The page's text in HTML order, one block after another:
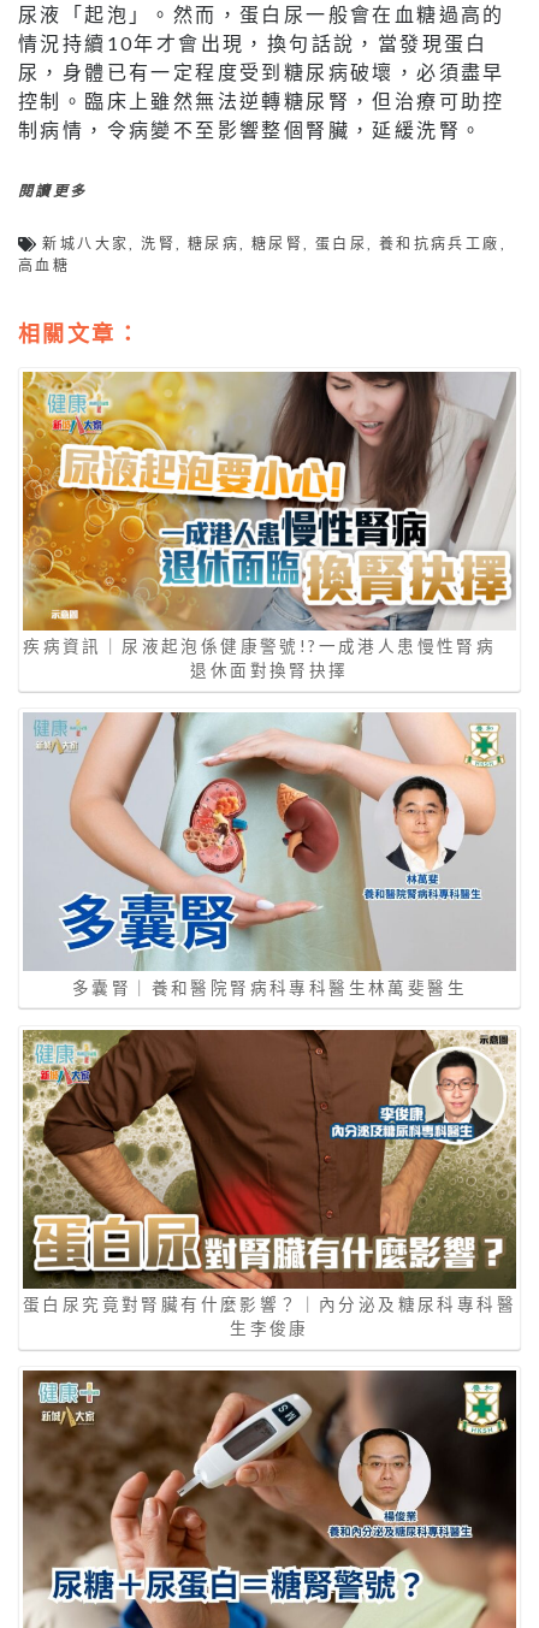
尿液「起泡」。然而，蛋白尿一般會在血糖過高的
情況持續10年才會出現，換句話說，當發現蛋白
尿，身體已有一定程度受到糖尿病破壞，必須盡早
控制。臨床上雖然無法逆轉糖尿腎，但治療可助控
制病情，令病變不至影響整個腎臟，延緩洗腎。
閱讀更多
新城八大家 ,洗腎 糖尿病 糖尿腎 蛋白尿 養和抗病兵工廠
高血糖
相關文章：
疾病資訊｜尿液起泡係健康警號!?一成港人患慢性腎病
退休面對換腎抉擇
多囊腎｜養和醫院腎病科專科醫生林萬斐醫生
蛋白尿究竟對腎臟有什麼影響？｜內分泌及糖尿科專科醫
生李俊康